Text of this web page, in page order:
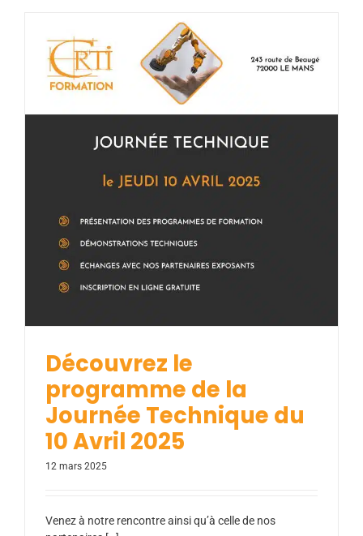
Technique du 10 Avril 2025
Actualités
Découvrez le
programme de la
Journée Technique du
10 Avril 2025
12 mars 2025
Venez à notre rencontre ainsi qu’à celle de nos